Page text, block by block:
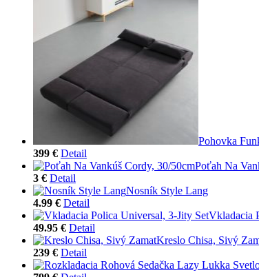
Pohovka
399 € Detail
Poťah Na
3 € Detail
Nosník Style Lang
4.99 € Detail
Vkladacia
49.95 € Detail
Kreslo Chisa, Sivý
239 € Detail